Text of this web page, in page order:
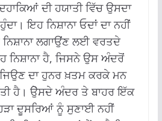
ਦੀ ਹਯਾਤੀ ਵਿੱਚ ਉਸਦਾ
ਇਹ ਨਿਸ਼ਾਨਾ ਓਦਾਂ ਦਾ ਨਹੀਂ
ਨਿਸ਼ਾਨਾ ਲਗਾਉਂਣ ਲਈ ਵਰਤਦੇ
ਨਿਸ਼ਾਨਾ ਹੈ, ਜਿਸਨੇ ਉਸ ਅੰਦਰੋਂ
ਜਿਉਣ ਦਾ ਹੁਨਰ ਖ਼ਤਮ ਕਰਕੇ ਮਨ
ਹੈ। ਉੇਸਦੇ ਅੰਦਰ ਤੇ ਬਾਹਰ ਇੱਕ
ਦੂਸਰਿਆਂ ਨੂੰ ਸੁਣਾਈ ਨਹੀਂ